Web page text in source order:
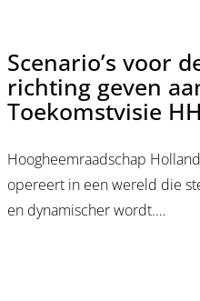
Scenario’s voor
richting geven
Toekomstvisie
Hoogheemraadschap
opereert in een wereld die
en dynamischer wordt.…